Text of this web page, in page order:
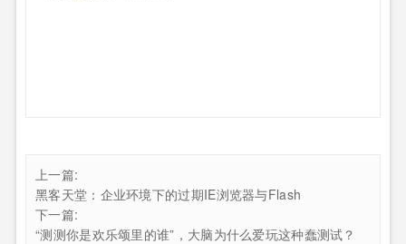
上一篇:
黑客天堂：企业环境下的过期IE浏览器与Flash
下一篇:
“测测你是欢乐颂里的谁”，大脑为什么爱玩这种蠢测试？